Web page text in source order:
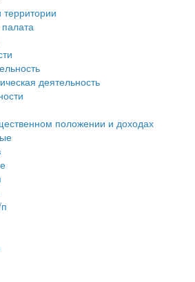
деятельность
положении и доходах